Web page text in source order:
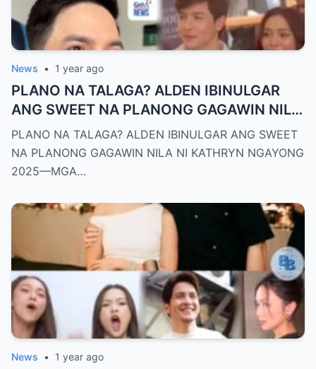
News • 1 year ago
PLANO NA TALAGA? ALDEN IBINULGAR
ANG SWEET NA PLANONG GAGAWIN NILA
NI KATHRYN NGAYONG 2025—MGA
TAGA-SUBAYBAY, KINILIG NG TODO!
PLANO NA TALAGA? ALDEN IBINULGAR ANG SWEET
NA PLANONG GAGAWIN NILA NI KATHRYN NGAYONG
2025—MGA…
News • 1 year ago